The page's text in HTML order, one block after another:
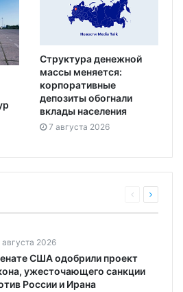
Структура денежной
массы меняется:
корпоративные
депозиты обогнали
вклады населения
7 августа 2026
августа 2026
США одобрили проект
ужесточающего санкции
России и Ирана